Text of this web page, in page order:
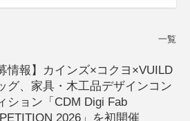
一覧
情報】カインズ×コクヨ×VUILD
グ、家具・木工品デザインコン
ション「CDM Digi Fab
2026」を初開催